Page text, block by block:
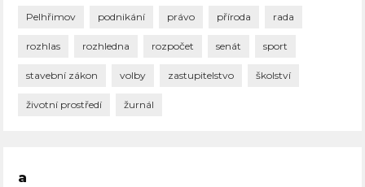
Pelhřimov podnikání právo příroda rada
rozhlas rozhledna rozpočet senát sport
stavební zákon volby zastupitelstvo školství
životní prostředí žurnál
a